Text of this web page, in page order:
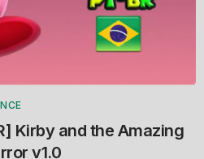
Kirby and the Amazing
v1.0